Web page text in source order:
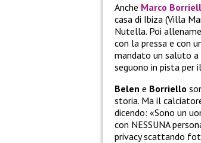
Anche Marco
casa di Ibiza (Villa
Nutella. Poi
con la pressa e con
mandato un saluto a
seguono in pista per
Belen e Borriello
storia. Ma il
dicendo: «Sono un
con NESSUNA
privacy scattando